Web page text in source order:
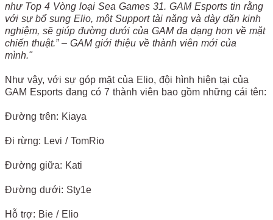
như Top 4 Vòng loại Sea Games 31. GAM Esports tin rằng
với sự bổ sung Elio, một Support tài năng và dày dặn kinh
nghiệm, sẽ giúp đường dưới của GAM đa dạng hơn về mặt
chiến thuật.” – GAM giới thiệu về thành viên mới của
mình."
Như vậy, với sự góp mặt của Elio, đội hình hiện tại của
GAM Esports đang có 7 thành viên bao gồm những cái tên:
Đường trên: Kiaya
Đi rừng: Levi / TomRio
Đường giữa: Kati
Đường dưới: Sty1e
Hỗ trợ: Bie / Elio